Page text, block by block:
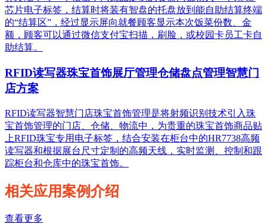
芯片电子标签，结算时将装有智盘的托盘放到能自助结算终端
的“结算区”，经过显示屏向就餐顾客显示本次饭菜份数、金
额，顾客可以通过微信支付宝扫描，刷脸，或校园卡员工卡自
助结算。
RFID读写器珠宝首饰展厅管理仓储盘点管理智慧门
店方案
RFID读写器智慧门店珠宝首饰管理是将射频识别技术引入珠
宝首饰管理的门店、仓储、物流中，为贵重的珠宝首饰商品贴
上RFID珠宝专用电子标签，结合安装在柜台中的HR7738高频
读写器和根据展台尺寸定制的高频天线，实时监测、控制和跟
踪柜台和仓库中的珠宝首饰。
相关应用案例介绍
查看更多